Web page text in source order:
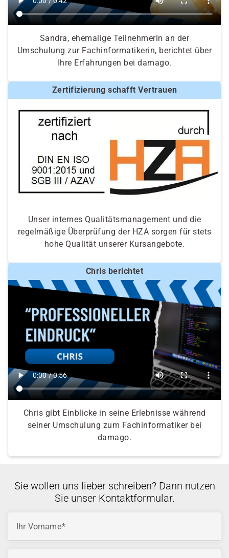
Sandra, ehemalige Teilnehmerin an der
Umschulung zur Fachinformatikerin, berichtet über
Ihre Erfahrungen bei damago.
Zertifizierung schafft Vertrauen
Unser internes Qualitätsmanagement und die
regelmäßige Überprüfung der HZA sorgen für stets
hohe Qualität unserer Kursangebote.
Chris berichtet
Chris gibt Einblicke in seine Erlebnisse während
seiner Umschulung zum Fachinformatiker bei
damago.
Sie wollen uns lieber schreiben? Dann nutzen
Sie unser Kontaktformular.
Ihr Vorname